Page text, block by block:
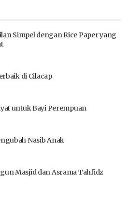
Simpel dengan Rice Paper yang
di Cilacap
untuk Bayi Perempuan
Nasib Anak
Masjid dan Asrama Tahfidz